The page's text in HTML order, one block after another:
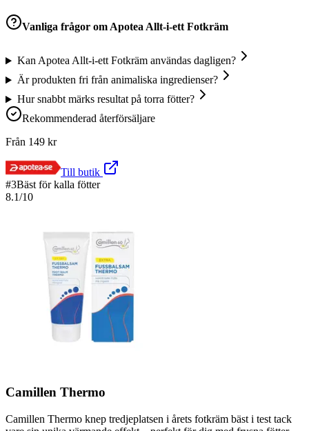
Vanliga frågor om Apotea Allt-i-ett Fotkräm
Kan Apotea Allt-i-ett Fotkräm användas dagligen?
Är produkten fri från animaliska ingredienser?
Hur snabbt märks resultat på torra fötter?
Rekommenderad återförsäljare
Från 149 kr
Till butik
#3Bäst för kalla fötter
8.1/10
Camillen Thermo
Camillen Thermo knep tredjeplatsen i årets fotkräm bäst i test tack